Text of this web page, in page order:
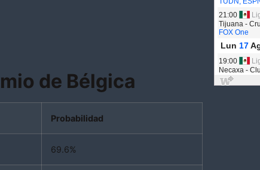
de Bélgica
Probabilidad
69.6%